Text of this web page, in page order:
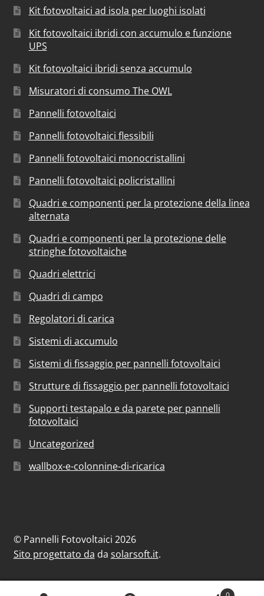
Kit fotovoltaici ad isola per luoghi isolati
Kit fotovoltaici ibridi con accumulo e funzione
UPS
Kit fotovoltaici ibridi senza accumulo
Misuratori di consumo The OWL
Pannelli fotovoltaici
Pannelli fotovoltaici flessibili
Pannelli fotovoltaici monocristallini
Pannelli fotovoltaici policristallini
Quadri e componenti per la protezione della linea
alternata
Quadri e componenti per la protezione delle
stringhe fotovoltaiche
Quadri elettrici
Quadri di campo
Regolatori di carica
Sistemi di accumulo
Sistemi di fissaggio per pannelli fotovoltaici
Strutture di fissaggio per pannelli fotovoltaici
Supporti testapalo e da parete per pannelli
fotovoltaici
Uncategorized
wallbox-e-colonnine-di-ricarica
© Pannelli Fotovoltaici 2026
Sito progettato da da solarsoft.it.